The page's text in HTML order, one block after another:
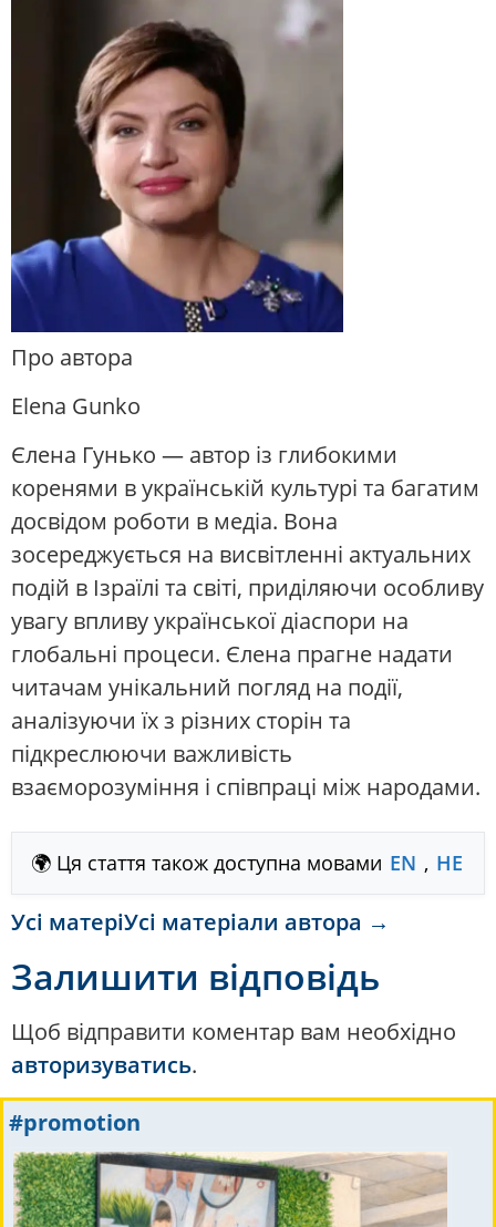
Про автора
Elena Gunko
Єлена Гунько — автор із глибокими
коренями в українській культурі та багатим
досвідом роботи в медіа. Вона
зосереджується на висвітленні актуальних
подій в Ізраїлі та світі, приділяючи особливу
увагу впливу української діаспори на
глобальні процеси. Єлена прагне надати
читачам унікальний погляд на події,
аналізуючи їх з різних сторін та
підкреслюючи важливість
взаєморозуміння і співпраці між народами.
🌍 Ця стаття також доступна мовами EN , HE
Усі матеріУсі матеріали автора →
Залишити відповідь
Щоб відправити коментар вам необхідно
авторизуватись.
#promotion